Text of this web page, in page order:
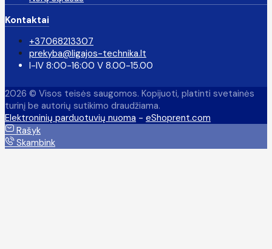
Kontaktai
+37068213307
prekyba@ligajos-technika.lt
I-IV 8:00-16:00 V 8.00-15.00
2026 © Visos teisės saugomos. Kopijuoti, platinti svetainės
turinį be autorių sutikimo draudžiama.
Elektroninių parduotuvių nuoma - eShoprent.com
Rašyk
Skambink